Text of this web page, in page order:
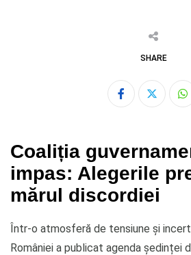
SHARE
Coaliția
impas: Alegerile
mărul discordiei
Într-o atmosferă de tensiune și
României a publicat agenda ședinței